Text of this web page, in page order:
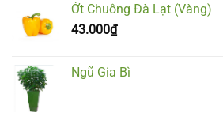
Ớt Chuông Đà Lạt (Vàng)
43.000₫
Ngũ Gia Bì